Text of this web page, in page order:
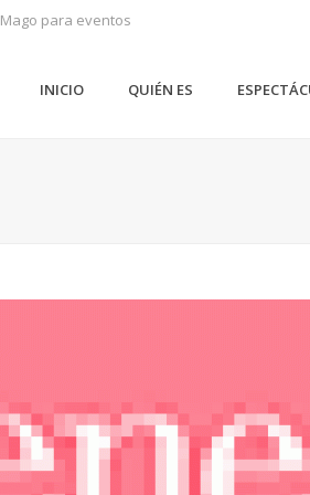
Mago para eventos
INICIO QUIÉN ES